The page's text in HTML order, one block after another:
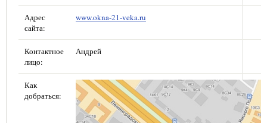
Адрес
сайта:
www.okna-21-veka.ru
Контактное
лицо:
Андрей
Как
добраться: